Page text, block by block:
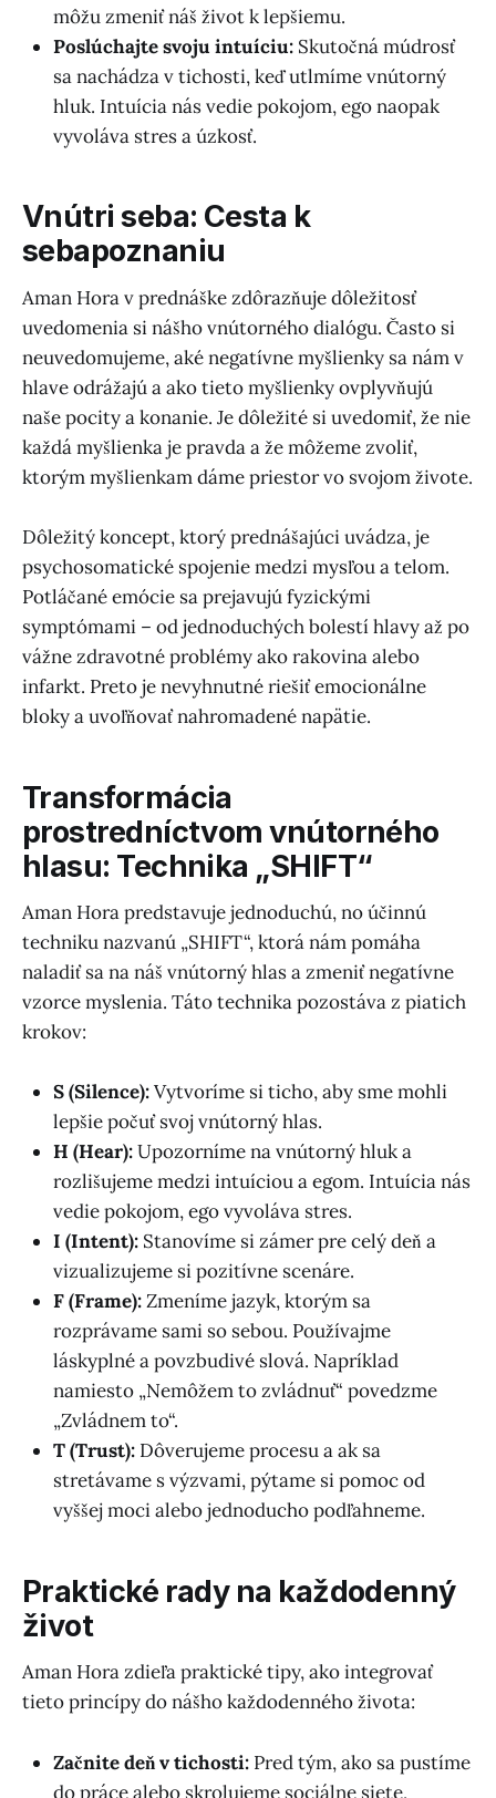
môžu zmeniť náš život k lepšiemu.
Poslúchajte svoju intuíciu: Skutočná múdrosť
sa nachádza v tichosti, keď utlmíme vnútorný
hluk. Intuícia nás vedie pokojom, ego naopak
vyvoláva stres a úzkosť.
Vnútri seba: Cesta k
sebapoznaniu
Aman Hora v prednáške zdôrazňuje dôležitosť
uvedomenia si nášho vnútorného dialógu. Často si
neuvedomujeme, aké negatívne myšlienky sa nám v
hlave odrážajú a ako tieto myšlienky ovplyvňujú
naše pocity a konanie. Je dôležité si uvedomiť, že nie
každá myšlienka je pravda a že môžeme zvoliť,
ktorým myšlienkam dáme priestor vo svojom živote.
Dôležitý koncept, ktorý prednášajúci uvádza, je
psychosomatické spojenie medzi mysľou a telom.
Potláčané emócie sa prejavujú fyzickými
symptómami – od jednoduchých bolestí hlavy až po
vážne zdravotné problémy ako rakovina alebo
infarkt. Preto je nevyhnutné riešiť emocionálne
bloky a uvoľňovať nahromadené napätie.
Transformácia
prostredníctvom vnútorného
hlasu: Technika „SHIFT“
Aman Hora predstavuje jednoduchú, no účinnú
techniku nazvanú „SHIFT“, ktorá nám pomáha
naladiť sa na náš vnútorný hlas a zmeniť negatívne
vzorce myslenia. Táto technika pozostáva z piatich
krokov:
S (Silence):Vytvoríme si ticho, aby sme mohli
lepšie počuť svoj vnútorný hlas.
H (Hear):Upozorníme na vnútorný hluk a
rozlišujeme medzi intuíciou a egom. Intuícia nás
vedie pokojom, ego vyvoláva stres.
I (Intent): Stanovíme si zámer pre celý deň a
vizualizujeme si pozitívne scenáre.
F (Frame):Zmeníme jazyk, ktorým sa
rozprávame sami so sebou. Používajme
láskyplné a povzbudivé slová. Napríklad
namiesto „Nemôžem to zvládnuť“ povedzme
„Zvládnem to“.
T (Trust): Dôverujeme procesu a ak sa
stretávame s výzvami, pýtame si pomoc od
vyššej moci alebo jednoducho podľahneme.
Praktické rady na každodenný
život
Aman Hora zdieľa praktické tipy, ako integrovať
tieto princípy do nášho každodenného života:
Začnite deň v tichosti: Pred tým, ako sa pustíme
do práce alebo skrolujeme sociálne siete,